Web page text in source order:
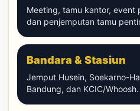
Meeting, tamu kantor, event
dan penjemputan tamu
Bandara & Stasiun
Jemput Husein, Soekarno-
Bandung, dan KCIC/Whoosh.